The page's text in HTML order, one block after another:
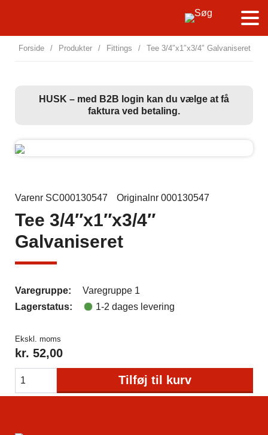
Forside / Produkter / Fittings / Tee 3/4″x1″x3/4″ Galvaniseret
HUSK – med B2B login kan du vælge at få
faktura ved betaling.
Varenr SC000130547 Originalnr 000130547
Tee 3/4″x1″x3/4″
Galvaniseret
Varegruppe:
Varegruppe 1
Lagerstatus:
1-2 dages levering
Ekskl. moms
kr. 52,00
Tilføj til kurv